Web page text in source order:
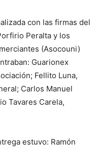
con las firmas del
Peralta y los
(Asocouni)
Guarionex
Fellito Luna,
Carlos Manuel
Tavares Carela,
estuvo: Ramón